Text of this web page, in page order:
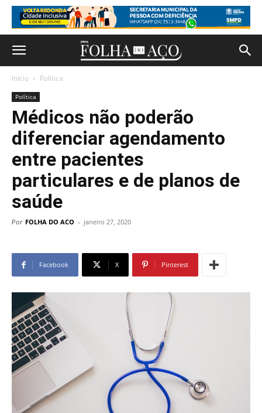
Início Política
Política
Médicos não poderão
diferenciar agendamento
entre pacientes
particulares e de planos de
saúde
Por FOLHA DO ACO - janeiro 27, 2020
Facebook X Pinterest